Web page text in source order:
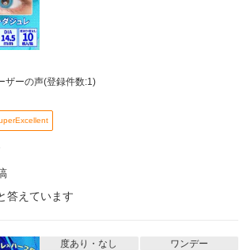
ザーの声(登録件数:1)
答えています
度あり・なし
ワンデー